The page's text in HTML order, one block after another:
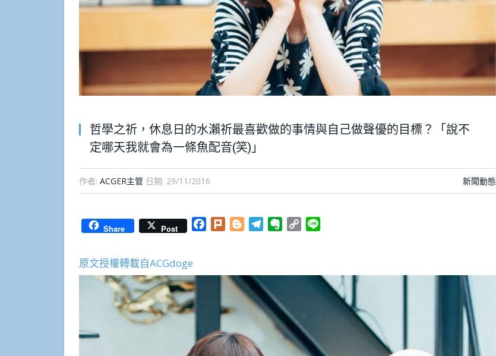
哲學之祈，休息日的水瀨祈最喜歡做的事情與自己做聲優的目標？「說不
定哪天我就會為一條魚配音(笑)」
作者: ACGER主管 日期: 29/11/2016 新聞動態
Share Post Facebook
Plurk BloggerTelegramEvernote
Copy
原文授權轉載自ACGdoge